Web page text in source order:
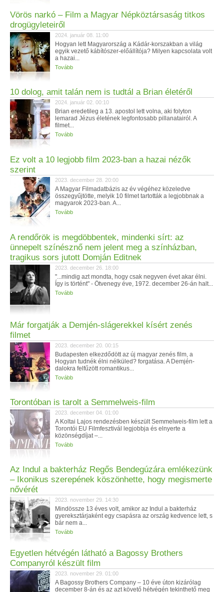
Vörös narkó – Film a Magyar Népköztársaság titkos
drogügyleteiről
2024. január 08. 11:00
Hogyan lett Magyarország a Kádár-korszakban a világ
egyik vezető kábítószer-előállítója? Milyen kapcsolata volt
a hazai...
Tovább
10 dolog, amit talán nem is tudtál a Brian életéről
2024. január 02. 00:10
Brian eredetileg a 13. apostol lett volna, aki folyton
lemarad Jézus életének legfontosabb pillanatairól. A
filmet...
Tovább
Ez volt a 10 legjobb film 2023-ban a hazai nézők
szerint
2023. december 28. 20:00
A Magyar Filmadatbázis az év végéhez közeledve
összegyűjtötte, melyik 10 filmet tartották a legjobbnak a
magyarok 2023-ban. A...
Tovább
A rendőrök is megdöbbentek, mindenki sírt: az
ünnepelt színésznő nem jelent meg a színházban,
tragikus sors jutott Domján Editnek
2023. december 26. 18:00
"...mindig azt mondta, hogy csak negyven évet akar élni.
Így is történt" - Ötvenegy éve, 1972. december 26-án halt...
Tovább
Már forgatják a Demjén-slágerekkel kísért zenés
filmet
2023. december 20. 00:15
Budapesten elkezdődött az új magyar zenés film, a
Hogyan tudnék élni nélküled? forgatása. A Demjén-
dalokra felfűzött romantikus...
Tovább
Torontóban is tarolt a Semmelweis-film
2023. december 04. 01:00
A Koltai Lajos rendezésben készült Semmelweis-film lett a
Torontói EU Filmfesztivál legjobbja és elnyerte a
közönségdíjat –...
Tovább
Az Indul a bakterház Regős Bendegúzára emlékezünk
– Ikonikus szerepének köszönhette, hogy megismerte
nővérét
2023. november 29. 14:30
Mindössze 13 éves volt, amikor az Indul a bakterház
gyereksztárjaként egy csapásra az ország kedvence lett, s
bár nem a...
Tovább
Egyetlen hétvégén látható a Bagossy Brothers
Companyról készült film
2023. november 29. 01:00
A Bagossy Brothers Company – 10 éve úton kizárólag
december 8-án és az azt követő hétvégén tekinthető meg